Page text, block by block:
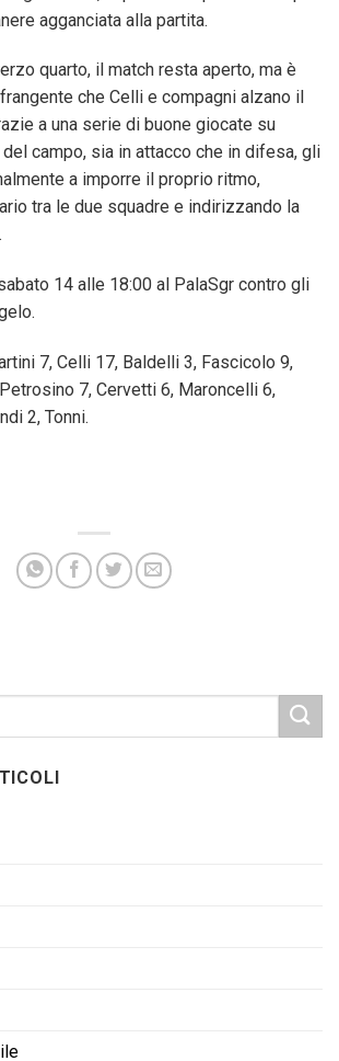
agganciata alla partita.
quarto, il match resta aperto, ma è
che Celli e compagni alzano il
a una serie di buone giocate su
campo, sia in attacco che in difesa, gli
a imporre il proprio ritmo,
tra le due squadre e indirizzando la
14 alle 18:00 al PalaSgr contro gli
7, Celli 17, Baldelli 3, Fascicolo 9,
7, Cervetti 6, Maroncelli 6,
2, Tonni.